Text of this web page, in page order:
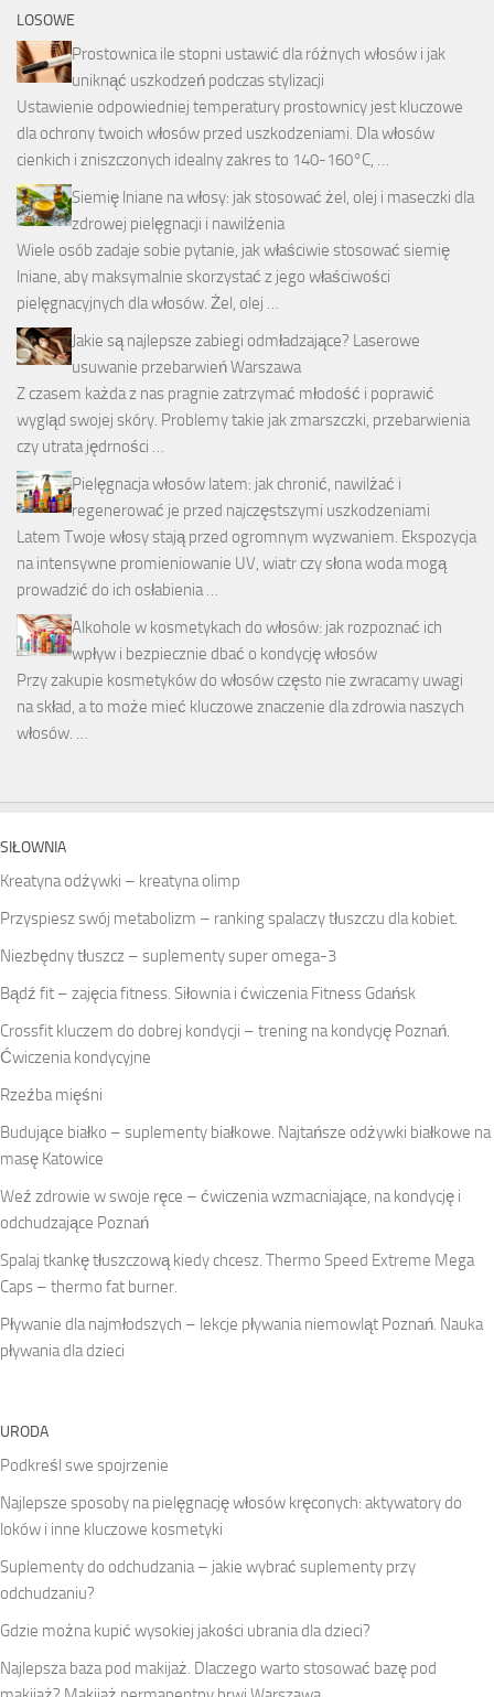
LOSOWE
Prostownica ile stopni ustawić dla różnych włosów i jak
uniknąć uszkodzeń podczas stylizacji
Ustawienie odpowiedniej temperatury prostownicy jest kluczowe
dla ochrony twoich włosów przed uszkodzeniami. Dla włosów
cienkich i zniszczonych idealny zakres to 140-160°C, …
Siemię lniane na włosy: jak stosować żel, olej i maseczki dla
zdrowej pielęgnacji i nawilżenia
Wiele osób zadaje sobie pytanie, jak właściwie stosować siemię
lniane, aby maksymalnie skorzystać z jego właściwości
pielęgnacyjnych dla włosów. Żel, olej …
Jakie są najlepsze zabiegi odmładzające? Laserowe
usuwanie przebarwień Warszawa
Z czasem każda z nas pragnie zatrzymać młodość i poprawić
wygląd swojej skóry. Problemy takie jak zmarszczki, przebarwienia
czy utrata jędrności …
Pielęgnacja włosów latem: jak chronić, nawilżać i
regenerować je przed najczęstszymi uszkodzeniami
Latem Twoje włosy stają przed ogromnym wyzwaniem. Ekspozycja
na intensywne promieniowanie UV, wiatr czy słona woda mogą
prowadzić do ich osłabienia …
Alkohole w kosmetykach do włosów: jak rozpoznać ich
wpływ i bezpiecznie dbać o kondycję włosów
Przy zakupie kosmetyków do włosów często nie zwracamy uwagi
na skład, a to może mieć kluczowe znaczenie dla zdrowia naszych
włosów. …
SIŁOWNIA
Kreatyna odżywki – kreatyna olimp
Przyspiesz swój metabolizm – ranking spalaczy tłuszczu dla kobiet.
Niezbędny tłuszcz – suplementy super omega-3
Bądź fit – zajęcia fitness. Siłownia i ćwiczenia Fitness Gdańsk
Crossfit kluczem do dobrej kondycji – trening na kondycję Poznań.
Ćwiczenia kondycyjne
Rzeźba mięśni
Budujące białko – suplementy białkowe. Najtańsze odżywki białkowe na
masę Katowice
Weź zdrowie w swoje ręce – ćwiczenia wzmacniające, na kondycję i
odchudzające Poznań
Spalaj tkankę tłuszczową kiedy chcesz. Thermo Speed Extreme Mega
Caps – thermo fat burner.
Pływanie dla najmłodszych – lekcje pływania niemowląt Poznań. Nauka
pływania dla dzieci
URODA
Podkreśl swe spojrzenie
Najlepsze sposoby na pielęgnację włosów kręconych: aktywatory do
loków i inne kluczowe kosmetyki
Suplementy do odchudzania – jakie wybrać suplementy przy
odchudzaniu?
Gdzie można kupić wysokiej jakości ubrania dla dzieci?
Najlepsza baza pod makijaż. Dlaczego warto stosować bazę pod